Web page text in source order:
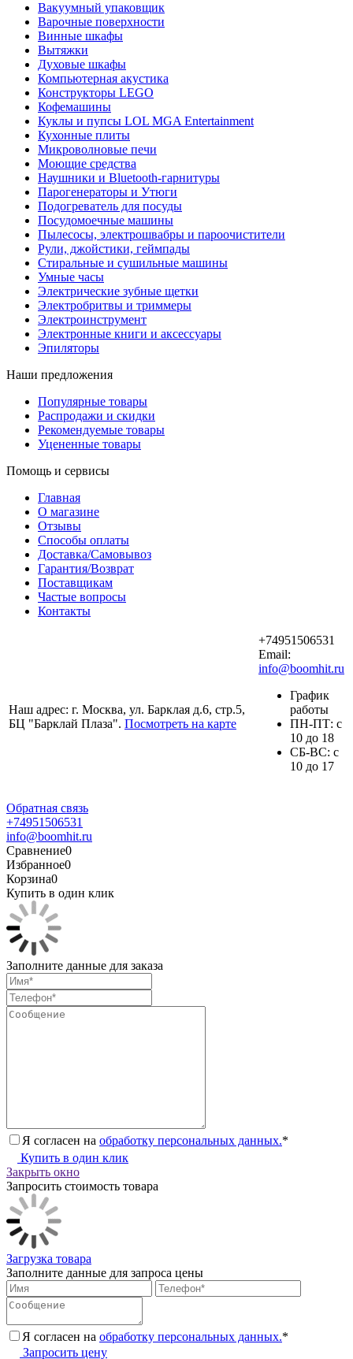
Вакуумный упаковщик
Варочные поверхности
Винные шкафы
Вытяжки
Духовые шкафы
Компьютерная акустика
Конструкторы LEGO
Кофемашины
Куклы и пупсы LOL MGA Entertainment
Кухонные плиты
Микроволновые печи
Моющие средства
Наушники и Bluetooth-гарнитуры
Парогенераторы и Утюги
Подогреватель для посуды
Посудомоечные машины
Пылесосы, электрошвабры и пароочистители
Рули, джойстики, геймпады
Стиральные и сушильные машины
Умные часы
Электрические зубные щетки
Электробритвы и триммеры
Электроинструмент
Электронные книги и аксессуары
Эпиляторы
Наши предложения
Популярные товары
Распродажи и скидки
Рекомендуемые товары
Уцененные товары
Помощь и сервисы
Главная
О магазине
Отзывы
Способы оплаты
Доставка/Самовывоз
Гарантия/Возврат
Поставщикам
Частые вопросы
Контакты
Наш адрес: г. Москва, ул. Барклая д.6, стр.5,
БЦ "Барклай Плаза". Посмотреть на карте
+74951506531
Email:
info@boomhit.ru
График
работы
ПH-ПТ: с
10 до 18
СБ-ВС: с
10 до 17
Обратная связь
+74951506531
info@boomhit.ru
Сравнение0
Избранное0
Корзина0
Купить в один клик
Заполните данные для заказа
Я согласен на обработку персональных данных.*
Купить в один клик
Закрыть окно
Запросить стоимость товара
Загрузка товара
Заполните данные для запроса цены
Я согласен на обработку персональных данных.*
Запросить цену